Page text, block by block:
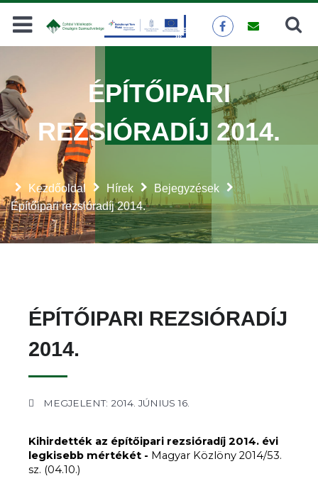
Keresés
Kezdőoldal Hírek
Bejegyzések
Építőipari rezsióradíj 2014.
ÉPÍTŐIPARI
REZSIÓRADÍJ 2014.
ÉPÍTŐIPARI REZSIÓRADÍJ
2014.
MEGJELENT: 2014. JÚNIUS 16.
Kihirdették az építőipari rezsióradíj 2014. évi
legkisebb mértékét - Magyar Közlöny 2014/53.
sz. (04.10.)